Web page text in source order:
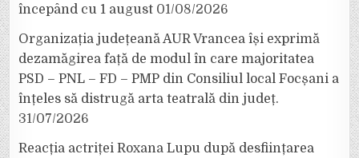
începând cu 1 august 01/08/2026
Organizația județeană AUR Vrancea își exprimă
dezamăgirea față de modul în care majoritatea
PSD – PNL – FD – PMP din Consiliul local Focșani a
înțeles să distrugă arta teatrală din județ.
31/07/2026
Reacția actriței Roxana Lupu după desființarea